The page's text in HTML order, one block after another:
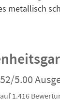
metallisch
5.00
1.416